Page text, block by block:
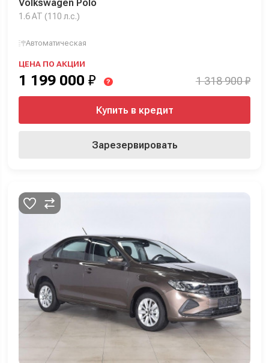
Volkswagen Polo
1.6 AT (110 л.с.)
Автоматическая
ЦЕНА ПО АКЦИИ
1 199 000 ₽ ? 1 318 900 ₽
Купить в кредит
Зарезервировать